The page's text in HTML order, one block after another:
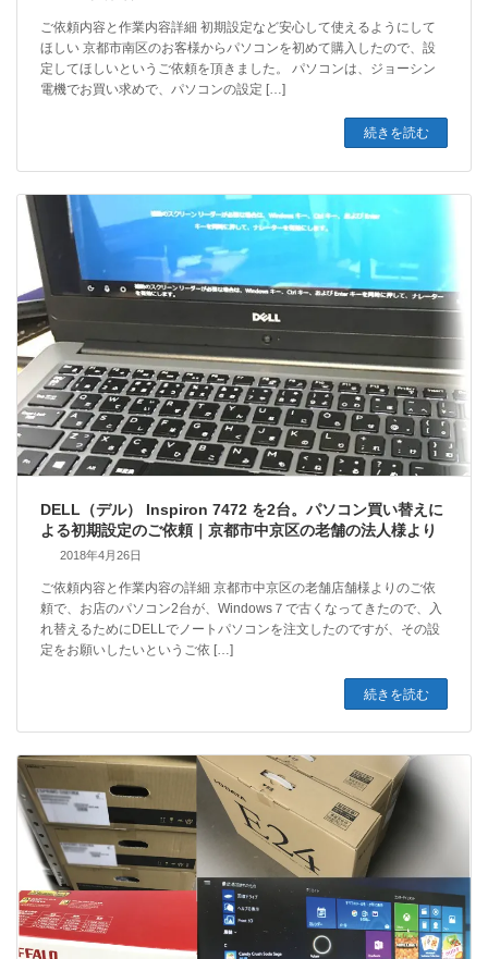
ご依頼内容と作業内容詳細 初期設定など安心して使えるようにして
ほしい 京都市南区のお客様からパソコンを初めて購入したので、設
定してほしいというご依頼を頂きました。 パソコンは、ジョーシン
電機でお買い求めで、パソコンの設定 […]
続きを読む
DELL（デル） Inspiron 7472 を2台。パソコン買い替えに
よる初期設定のご依頼｜京都市中京区の老舗の法人様より
2018年4月26日
ご依頼内容と作業内容の詳細 京都市中京区の老舗店舗様よりのご依
頼で、お店のパソコン2台が、Windows７で古くなってきたので、入
れ替えるためにDELLでノートパソコンを注文したのですが、その設
定をお願いしたいというご依 […]
続きを読む